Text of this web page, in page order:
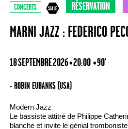
CONCERTS RÉSERVATION
MARNI JAZZ : FEDERICO
18 SEPTEMBRE 2026 • 20:00 • 90'
+ ROBIN EUBANKS (USA)
Modern Jazz
Le bassiste attitré de Philippe
blanche et invite le génial